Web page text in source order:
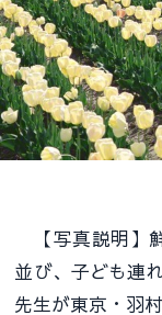
【写真説明】
並び、子ども連
先生が東京・羽